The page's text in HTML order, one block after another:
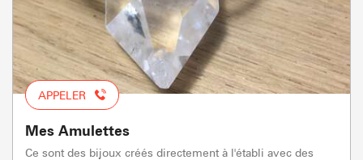
APPELER
Mes Amulettes
Ce sont des bijoux créés directement à l'établi avec des